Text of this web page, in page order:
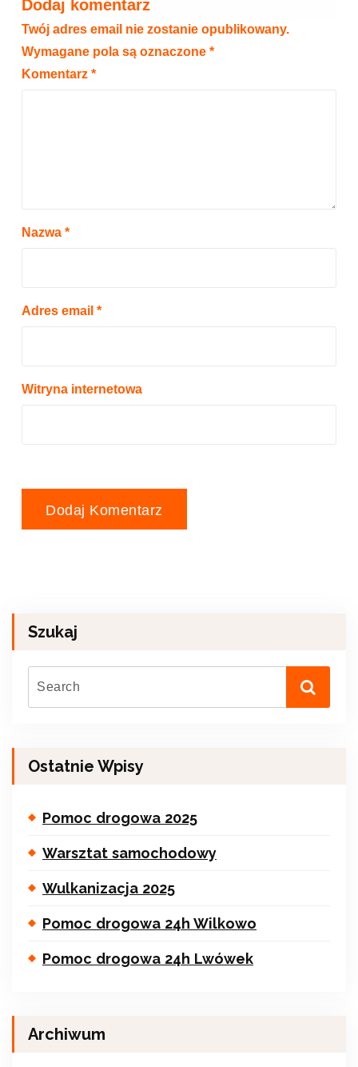
Dodaj komentarz
Twój adres email nie zostanie opublikowany.
Wymagane pola są oznaczone *
Komentarz *
Nazwa *
Adres email *
Witryna internetowa
Szukaj
Ostatnie Wpisy
Pomoc drogowa 2025
Warsztat samochodowy
Wulkanizacja 2025
Pomoc drogowa 24h Wilkowo
Pomoc drogowa 24h Lwówek
Archiwum